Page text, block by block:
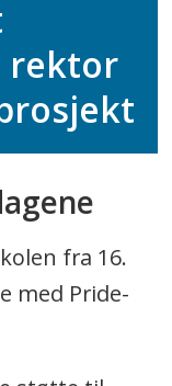
rektor
fra 16.
med Pride-